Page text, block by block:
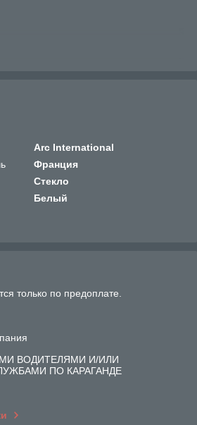
Arc International
Франция
Стекло
Белый
только по предоплате.
ВОДИТЕЛЯМИ И/ИЛИ
ПО КАРАГАНДЕ